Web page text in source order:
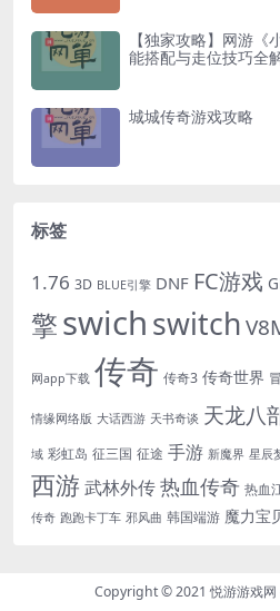
【独家攻略】网游
能搭配与走位技巧全
城城传奇游戏攻略
标签
1.76 3D BLUE引擎 DNF FC游戏
擎swichswitch
网app下载 传奇 传奇3 传奇世界
情缘网络版 大话西游 天书奇谈 天龙八
域 彩虹岛 征三国 征途 手游 新魔界 星辰
西游 武林外传热血传奇 热血
传奇 跑跑卡丁车 邪风曲 韩国端游 魔力宝
Copyright © 2021悦游游戏网